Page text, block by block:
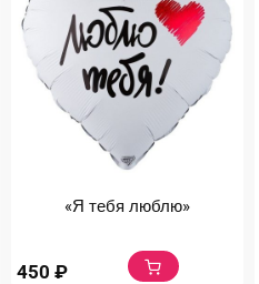
«Я тебя люблю»
450 ₽